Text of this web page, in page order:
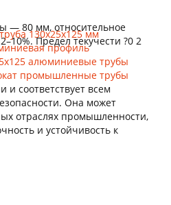
— 80 мм, относительное
Предел текучести ?0 2
и соответствует всем
Она может
отраслях промышленности,
и устойчивость к
труба 130х25х125 мм
профиль
алюминиевые трубы
промышленные трубы